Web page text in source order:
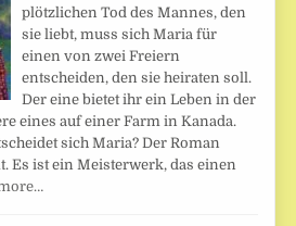
plötzlichen Tod des Mannes, den
sie liebt, muss sich Maria für
einen von zwei Freiern
entscheiden, den sie heiraten soll.
Der eine bietet ihr ein Leben in der
eines auf einer Farm in Kanada.
sich Maria? Der Roman
Es ist ein Meisterwerk, das einen